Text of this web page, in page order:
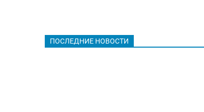
ПОСЛЕДНИЕ НОВОСТИ